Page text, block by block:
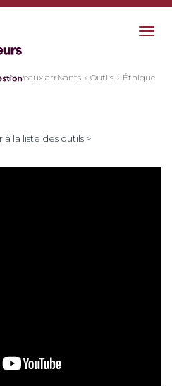
nouveaux arrivants Outils
Éthique
à la liste des outils >